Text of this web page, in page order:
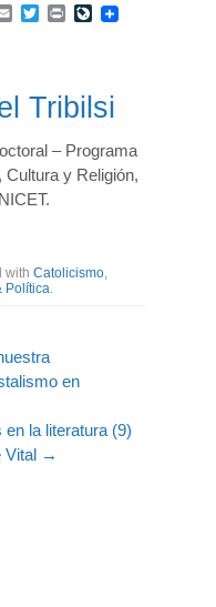
EmailTwitterPrintLiveJournal
Tribilsi
– Programa
Cultura y Religión,
with Catolicismo,
Política.
en
la literatura (9)
Vital →